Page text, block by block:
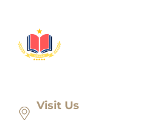
konten
Visit Us